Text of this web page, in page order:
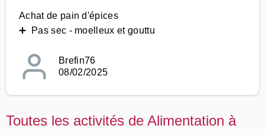
Achat de pain d'épices
➕ Pas sec - moelleux et gouttu
Brefin76
08/02/2025
Toutes les activités de Alimentation à